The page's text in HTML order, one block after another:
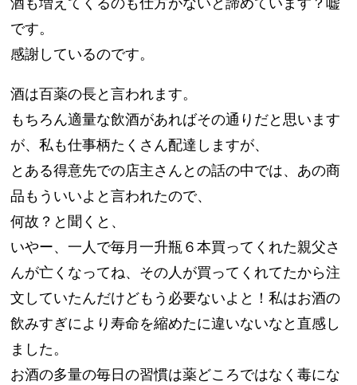
です。
感謝しているのです。
酒は百薬の長と言われます。
もちろん適量な飲酒があればその通りだと思います
が、私も仕事柄たくさん配達しますが、
とある得意先での店主さんとの話の中では、あの商
品もういいよと言われたので、
何故？と聞くと、
いやー、一人で毎月一升瓶６本買ってくれた親父さ
んが亡くなってね、その人が買ってくれてたから注
文していたんだけどもう必要ないよと！私はお酒の
飲みすぎにより寿命を縮めたに違いないなと直感し
ました。
お酒の多量の毎日の習慣は薬どころではなく毒にな